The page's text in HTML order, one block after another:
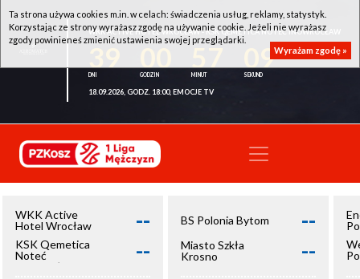
WKK ACTIVE HOTEL WROCŁAW - KSK QEMETICA NOTEĆ INOWROCŁAW
09
18.09.2026, GODZ. 18:00, EMOCJE TV
WKK Active
Hotel Wrocław
--
KSK Qemetica
Noteć
Inowrocław
--
BS Polonia Bytom --
Miasto Szkła
Krosno
--
Ta strona używa cookies m.in. w celach: świadczenia usług, reklamy, statystyk.
Korzystając ze strony wyrażasz zgodę na używanie cookie. Jeżeli nie wyrażasz
zgody powinieneś zmienić ustawienia swojej przeglądarki.
Wyrażam zgodę »